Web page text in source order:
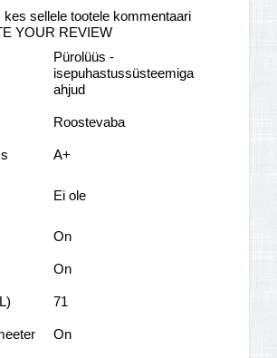
kes sellele tootele kommentaari
YOUR REVIEW
Pürolüüs -
isepuhastussüsteemiga
ahjud
Roostevaba
A+
Ei ole
On
On
71
On